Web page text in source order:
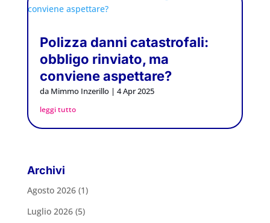
Polizza danni catastrofali:
obbligo rinviato, ma
conviene aspettare?
da Mimmo Inzerillo| 4 Apr 2025
leggi tutto
Archivi
Agosto 2026(1)
Luglio 2026(5)